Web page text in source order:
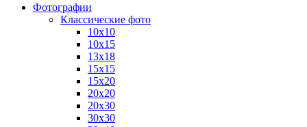
Фотографии
Классические фото
10х10
10х15
13х18
15х15
15х20
20х20
20х30
30х30